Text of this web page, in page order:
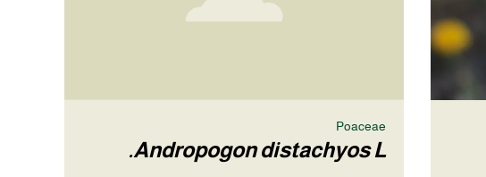
Poaceae
Andropogon distachyos L.